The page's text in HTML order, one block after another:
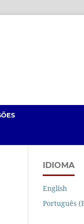
IDIOMA
English
Português